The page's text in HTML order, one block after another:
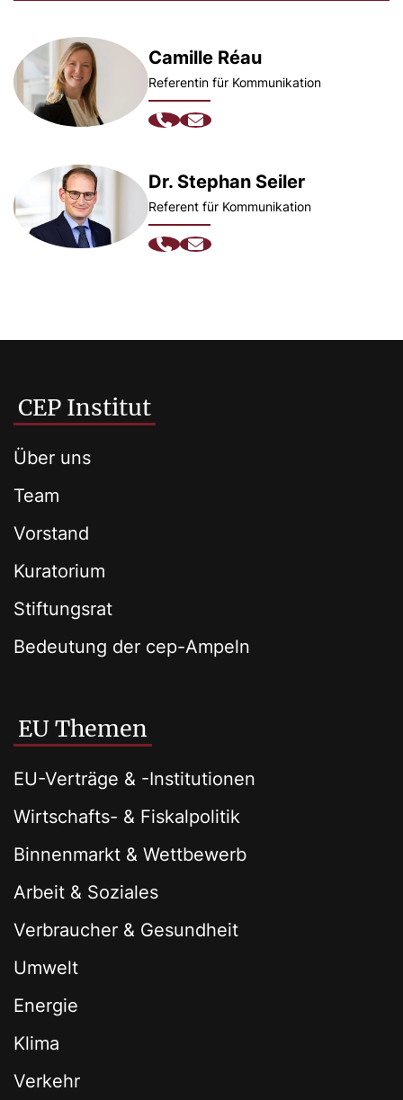
Camille Réau
Referentin für Kommunikation
Dr. Stephan Seiler
Referent für Kommunikation
CEP Institut
Über uns
Team
Vorstand
Kuratorium
Stiftungsrat
Bedeutung der cep-Ampeln
EU Themen
EU-Verträge & -Institutionen
Wirtschafts- & Fiskalpolitik
Binnenmarkt & Wettbewerb
Arbeit & Soziales
Verbraucher & Gesundheit
Umwelt
Energie
Klima
Verkehr